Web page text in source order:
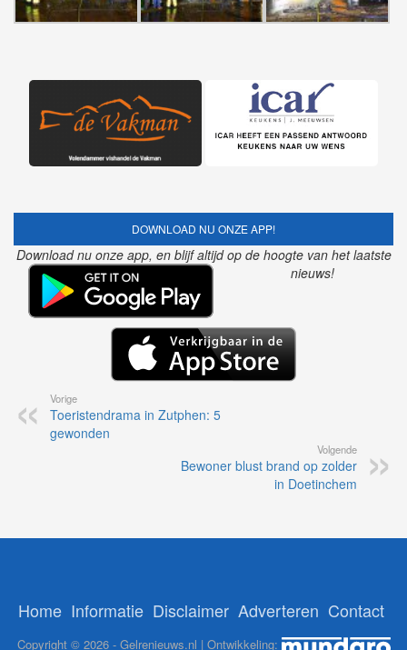
DOWNLOAD NU ONZE APP!
Download nu onze app, en blijf altijd op de hoogte van het laatste
nieuws!
Vorige
Toeristendrama in Zutphen: 5
gewonden
Volgende
Bewoner blust brand op zolder
in Doetinchem
Home Informatie Disclaimer Adverteren Contact
Copyright © 2026 - Gelrenieuws.nl | Ontwikkeling: